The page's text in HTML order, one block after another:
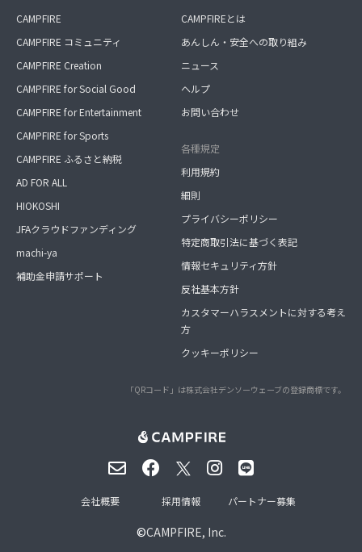
CAMPFIRE
CAMPFIRE コミュニティ
CAMPFIRE Creation
CAMPFIRE for Social Good
CAMPFIRE for Entertainment
CAMPFIRE for Sports
CAMPFIRE ふるさと納税
AD FOR ALL
HIOKOSHI
JFAクラウドファンディング
machi-ya
補助金申請サポート
CAMPFIREとは
あんしん・安全への取り組み
ニュース
ヘルプ
お問い合わせ
各種規定
利用規約
細則
プライバシーポリシー
特定商取引法に基づく表記
情報セキュリティ方針
反社基本方針
カスタマーハラスメントに対する考え
方
クッキーポリシー
「QRコード」は株式会社デンソーウェーブの登録商標です。
©CAMPFIRE, Inc.
会社概要 採用情報 パートナー募集